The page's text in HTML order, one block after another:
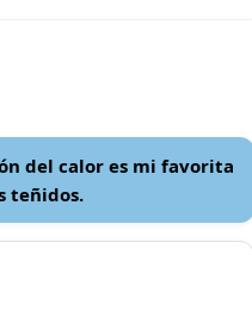
del calor es mi favorita
teñidos.